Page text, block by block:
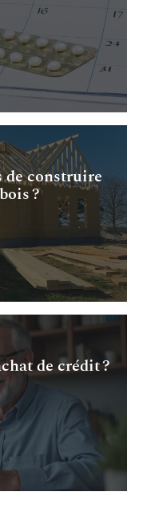
de construire
?
de crédit ?